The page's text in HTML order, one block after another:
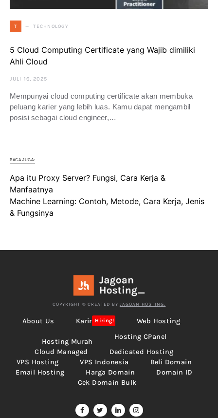
T TECHNOLOGY
5 Cloud Computing Certificate yang Wajib dimiliki
Ahli Cloud
JULI 16, 2025
Mempunyai cloud computing certificate akan membuka
peluang karier yang lebih luas. Kamu dapat mengambil
posisi sebagai cloud engineer,…
BACA JUGA:
Apa itu Proxy Server? Fungsi, Cara Kerja &
Manfaatnya
Machine Learning: Contoh, Metode, Cara Kerja, Jenis
& Fungsinya
COPYRIGHT © CREATED BY JAGOAN HOSTING.
About Us Karir Hiring! Web Hosting
Hosting Murah
Hosting CPanel
Cloud Managed
Dedicated Hosting
VPS Hosting
VPS Indonesia
Beli Domain
Email Hosting
Harga Domain
Domain ID
Cek Domain Bulk